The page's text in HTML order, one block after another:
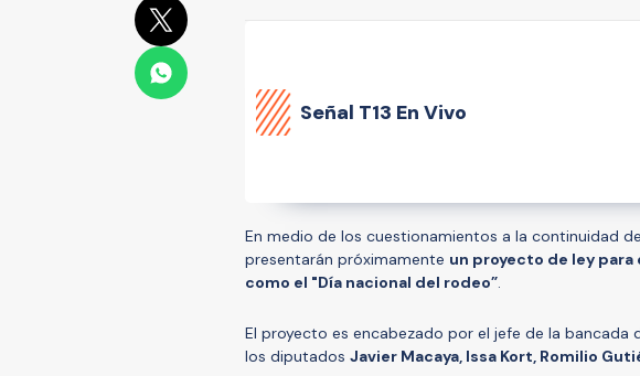
Señal T13 En Vivo
En medio de los cuestionamientos a la continuidad
presentarán próximamente un proyecto de ley
como el "Día nacional del rodeo”.
El proyecto es encabezado por el jefe de la bancada
los diputados Javier Macaya, Issa Kort, Romilio